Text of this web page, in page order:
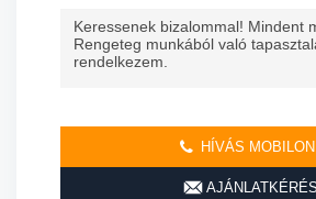
Keressenek bizalommal! Mindent
Rengeteg munkából való
rendelkezem.
HÍVÁS MOBILON
AJÁNLATKÉRÉS